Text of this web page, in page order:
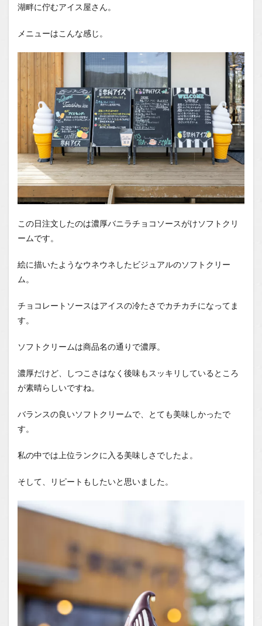
湖畔に佇むアイス屋さん。
メニューはこんな感じ。
この日注文したのは濃厚バニラチョコソースがけソフトクリ
ームです。
絵に描いたようなウネウネしたビジュアルのソフトクリー
ム。
チョコレートソースはアイスの冷たさでカチカチになってま
す。
ソフトクリームは商品名の通りで濃厚。
濃厚だけど、しつこさはなく後味もスッキリしているところ
が素晴らしいですね。
バランスの良いソフトクリームで、とても美味しかったで
す。
私の中では上位ランクに入る美味しさでしたよ。
そして、リピートもしたいと思いました。